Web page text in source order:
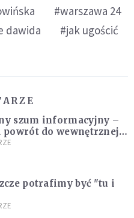
#warszawa 24
dawida
#jak ugościć
szum informacyjny –
powrót do wewnętrznej
potrafimy być "tu i